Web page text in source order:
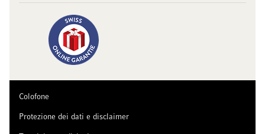
Colofone
Protezione dei dati e disclaimer